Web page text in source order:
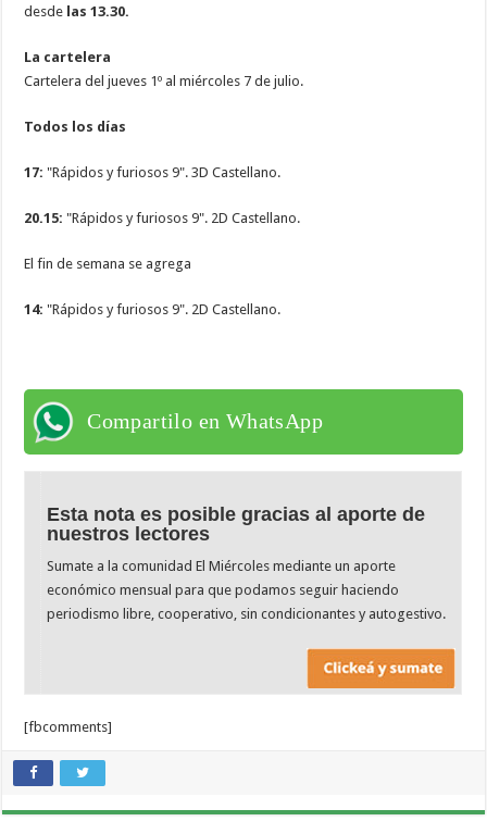
desde las 13.30.
La cartelera
Cartelera del jueves 1º al miércoles 7 de julio.
Todos los días
17: "Rápidos y furiosos 9". 3D Castellano.
20.15: "Rápidos y furiosos 9". 2D Castellano.
El fin de semana se agrega
14: "Rápidos y furiosos 9". 2D Castellano.
Compartilo en WhatsApp
Esta nota es posible gracias al aporte de
nuestros lectores
Sumate a la comunidad El Miércoles mediante un aporte
económico mensual para que podamos seguir haciendo
periodismo libre, cooperativo, sin condicionantes y autogestivo.
[fbcomments]